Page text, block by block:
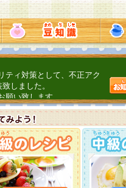
ティ対策として、不正アク
しました。
い致します。
シピを紹介するよ！こちら
父さんへ日頃の感謝をこめ
。たくさんの投稿、ありが
みに！